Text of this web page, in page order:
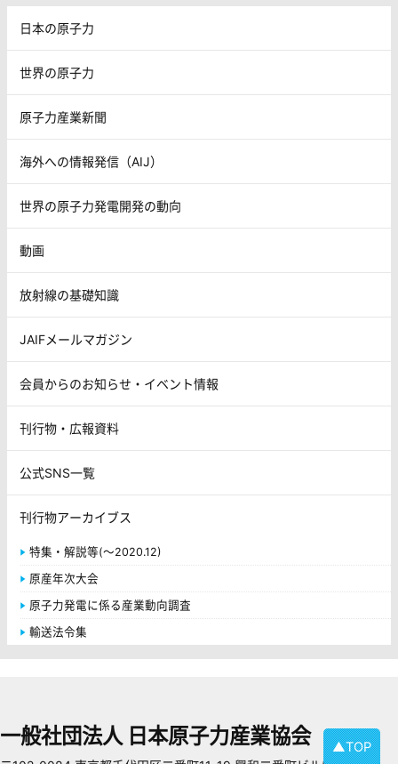
日本の原子力
世界の原子力
原子力産業新聞
海外への情報発信（AIJ）
世界の原子力発電開発の動向
動画
放射線の基礎知識
JAIFメールマガジン
会員からのお知らせ・イベント情報
刊行物・広報資料
公式SNS一覧
刊行物アーカイブス
特集・解説等(～2020.12)
原産年次大会
原子力発電に係る産業動向調査
輸送法令集
▲TOP
一般社団法人 日本原子力産業協会